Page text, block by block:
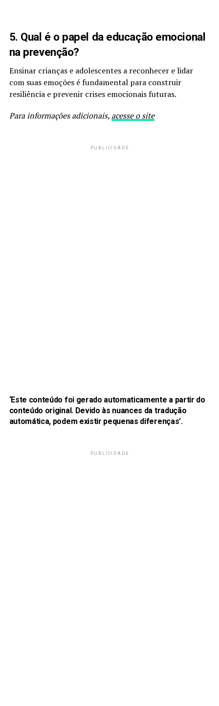
5. Qual é o papel da educação emocional
na prevenção?
Ensinar crianças e adolescentes a reconhecer e lidar
com suas emoções é fundamental para construir
resiliência e prevenir crises emocionais futuras.
Para informações adicionais, acesse o site
PUBLICIDADE
‘Este conteúdo foi gerado automaticamente a partir do
conteúdo original. Devido às nuances da tradução
automática, podem existir pequenas diferenças’.
PUBLICIDADE